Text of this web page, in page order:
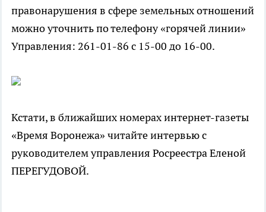
правонарушения в сфере земельных отношений
можно уточнить по телефону «горячей линии»
Управления: 261-01-86 с 15-00 до 16-00.
Кстати, в ближайших номерах интернет-газеты
«Время Воронежа» читайте интервью с
руководителем управления Росреестра Еленой
ПЕРЕГУДОВОЙ.